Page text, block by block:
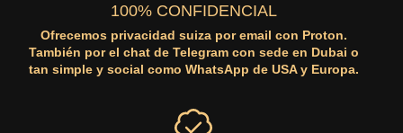
100% CONFIDENCIAL
Ofrecemos privacidad suiza por email con Proton.
También por el chat de Telegram con sede en Dubai o
tan simple y social como WhatsApp de USA y Europa.